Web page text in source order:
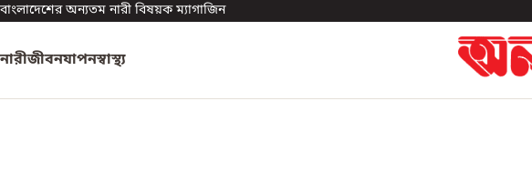
বাংলাদেশের অন্যতম নারী বিষয়ক ম্যাগাজিন
নারীজীবনযাপনস্বাস্থ্য